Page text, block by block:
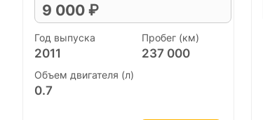
9 000 ₽
Год выпуска
2011
Пробег (км)
237 000
Объем двигателя (л)
0.7